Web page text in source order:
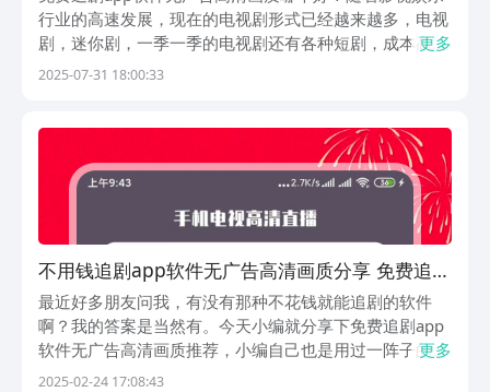
行业的高速发展，现在的电视剧形式已经越来越多，电视
剧，迷你剧，一季一季的电视剧还有各种短剧，成本高不
少电视剧在播放后都是需要收费的，不同的平台不同的费
更多
2025-07-31 18:00:33
不用钱追剧app软件无广告高清画质分享 免费追剧
app下载
最近好多朋友问我，有没有那种不花钱就能追剧的软件
啊？我的答案是当然有。今天小编就分享下免费追剧app
软件无广告高清画质推荐，小编自己也是用过一阵子的，
以下这些看剧的软件app有想法的朋友伙伴们可以来豌豆
更多
2025-02-24 17:08:43